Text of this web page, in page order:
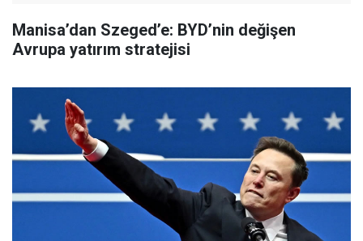
Manisa’dan Szeged’e: BYD’nin değişen
Avrupa yatırım stratejisi